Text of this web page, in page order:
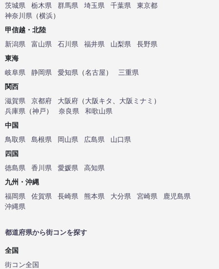
茨城県
栃木県 群馬県 埼玉県 千葉県
東京都
神奈川県 （横浜）
甲信越・北陸
新潟県
富山県 石川県 福井県 山梨県
長野県
東海
岐阜県
静岡県 愛知県 （名古屋）
三重県
関西
滋賀県
京都府 大阪府 （大阪キタ 大阪ミナミ ）
兵庫県 （神戸） 奈良県
和歌山県
中国
鳥取県
島根県 岡山県 広島県
山口県
四国
徳島県
香川県 愛媛県
高知県
九州・沖縄
福岡県
佐賀県 長崎県 熊本県 大分県 宮崎県
鹿児島県
沖縄県
都道府県から街コンを探す
全国
街コン全国